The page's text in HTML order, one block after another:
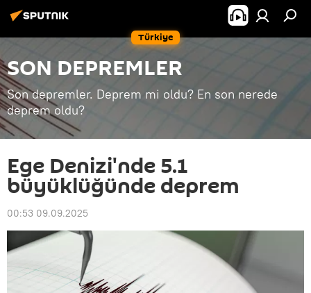
Türkiye
SON DEPREMLER
Son depremler. Deprem mi oldu? En son nerede
deprem oldu?
Ege Denizi'nde 5.1
büyüklüğünde deprem
00:53 09.09.2025